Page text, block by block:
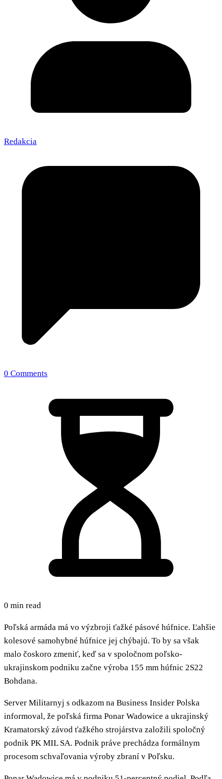
Redakcia
0 Comments
0 min read
Poľská armáda má vo výzbroji ťažké pásové húfnice. Ľahšie
kolesové samohybné húfnice jej chýbajú. To by sa však
malo čoskoro zmeniť, keď sa v spoločnom poľsko-
ukrajinskom podniku začne výroba 155 mm húfnic 2S22
Bohdana.
Server Militarnyj s odkazom na Business Insider Polska
informoval, že poľská firma Ponar Wadowice a ukrajinský
Kramatorský závod ťažkého strojárstva založili spoločný
podnik PK MIL SA. Podnik práve prechádza formálnym
procesom schvaľovania výroby zbraní v Poľsku.